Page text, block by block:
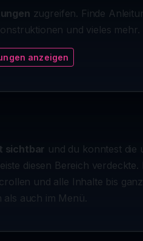
zugreifen. Finde
und vieles mehr.
anzeigen
sichtbar und du konntest die
diesen Bereich
und alle Inhalte bis
als auch im Menü.